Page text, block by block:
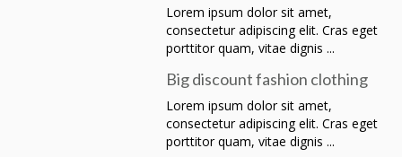
Lorem ipsum dolor sit amet,
consectetur adipiscing elit. Cras eget
porttitor quam, vitae dignis ...
Big discount fashion clothing
Lorem ipsum dolor sit amet,
consectetur adipiscing elit. Cras eget
porttitor quam, vitae dignis ...